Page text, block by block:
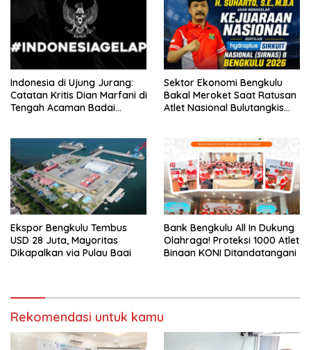
Indonesia di Ujung Jurang:
Catatan Kritis Dian Marfani di
Tengah Acaman Badai
Sektor Ekonomi Bengkulu
Bakal Meroket Saat Ratusan
Atlet Nasional Bulutangkis
Ekspor Bengkulu Tembus
USD 28 Juta, Mayoritas
Dikapalkan via Pulau Baai
Bank Bengkulu All In Dukung
Olahraga! Proteksi 1000 Atlet
Binaan KONI Ditandatangani
Rekomendasi untuk kamu